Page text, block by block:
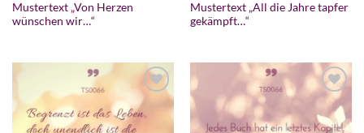
Mustertext „Von Herzen
wünschen wir…“
Mustertext „All die Jahre tapfer
gekämpft…“
Zur
Wunschliste
hinzufügen
Wunschliste
hinzufügen